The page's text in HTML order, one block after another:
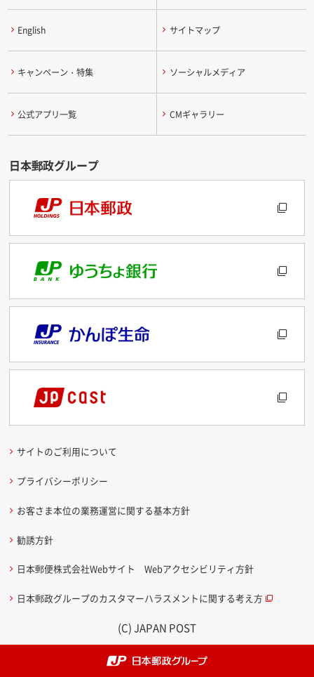
English サイトマップ
キャンペーン・特集 ソーシャルメディア
公式アプリ一覧 CMギャラリー
サイトのご利用について
プライバシーポリシー
お客さま本位の業務運営に関する基本方針
勧誘方針
日本郵便株式会社Webサイト Webアクセシビリティ方針
日本郵政グループのカスタマーハラスメントに関する考え方
(C) JAPAN POST